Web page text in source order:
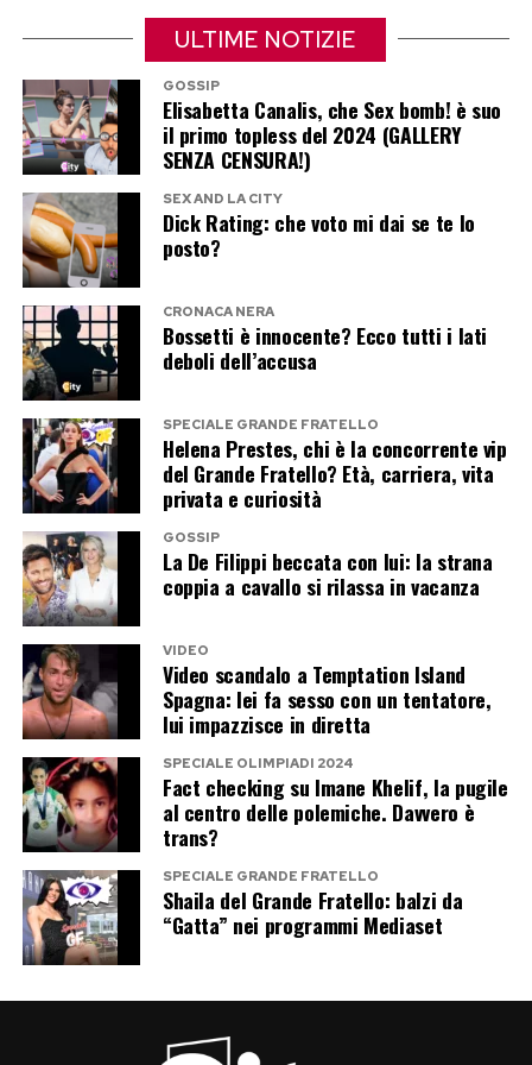
tramonti, colazioni eleganti e bicchieroni di caffè
americano, ma anche figli vestiti senza troppi
pensieri e quell’aria tipica delle vacanze familiari
organizzate dai genitori e sopportate dai
ragazzi.
Jennifer Lopez, la migliore
pubblicità per l’Italia
L’Italia resta una delle mete turistiche più
desiderate al mondo, ma la concorrenza
internazionale non consente di dormire sugli
allori. Per questo il viaggio di Jennifer Lopez
assume un valore che va oltre il semplice gossip
estivo.
George Clooney ha contribuito per anni al
fascino internazionale del lago di Como. Justin
Bieber, Selena Gomez, Jessica Alba e Dua Lipa
hanno recentemente raccontato altre località
italiane ai propri fan. Ora tocca a J.Lo, che ha
concentrato in pochi giorni una quantità
impressionante di immagini, luoghi e
suggestioni.
Il suo viaggio non nasce come campagna
promozionale, e forse proprio per questo
funziona meglio. Jennifer Lopez non invita
ufficialmente nessuno a visitare l’Italia: mostra
semplicemente quanto si diverte a farlo. E
davanti a 240 milioni di follower, vale più di
ULTIME NOTIZIE
GOSSIP
Elisabetta Canalis, che Sex bomb! è suo
il primo topless del 2024 (GALLERY
SENZA CENSURA!)
SEX AND LA CITY
Dick Rating: che voto mi dai se te lo
posto?
CRONACA NERA
Bossetti è innocente? Ecco tutti i lati
deboli dell’accusa
SPECIALE GRANDE FRATELLO
Helena Prestes, chi è la concorrente vip
del Grande Fratello? Età, carriera, vita
privata e curiosità
GOSSIP
La De Filippi beccata con lui: la strana
coppia a cavallo si rilassa in vacanza
VIDEO
Video scandalo a Temptation Island
Spagna: lei fa sesso con un tentatore,
lui impazzisce in diretta
SPECIALE OLIMPIADI 2024
Fact checking su Imane Khelif, la pugile
al centro delle polemiche. Davvero è
trans?
SPECIALE GRANDE FRATELLO
Shaila del Grande Fratello: balzi da
“Gatta” nei programmi Mediaset